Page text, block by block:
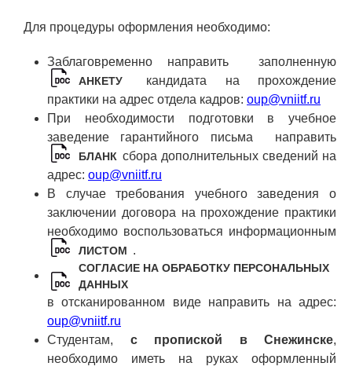
Санаторий-профилакторий
Высокая социальная эффективность
ВНИИТФ
Территория здоровья
ПРЕСС-ЦЕНТР
Новости ВНИИТФ
Новости отрасли
Книги
ПОСТАВЩИКАМ
Новости
Для процедуры оформления необходимо:
Заблаговременно направить заполненную
АНКЕТУ
кандидата на прохождение
практики на адрес отдела кадров: oup@vniitf.ru
При необходимости подготовки в учебное
заведение гарантийного письма направить
БЛАНК сбора дополнительных сведений на
адрес: oup@vniitf.ru
В случае требования учебного заведения о
заключении договора на прохождение практики
необходимо воспользоваться информационным
ЛИСТОМ .
СОГЛАСИЕ НА ОБРАБОТКУ ПЕРСОНАЛЬНЫХ
ДАННЫХ
в отсканированном виде направить на адрес:
oup@vniitf.ru
Студентам, с пропиской в Снежинске,
необходимо иметь на руках оформленный